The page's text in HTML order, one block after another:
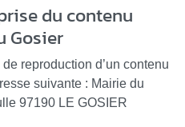
du contenu
Gosier
reproduction d’un contenu
suivante : Mairie du
97190 LE GOSIER